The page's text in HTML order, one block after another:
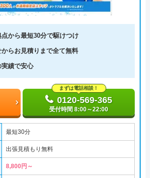
から最短30分で駆けつけ
らお見積りまで全て無料
績で安心
まずは電話相談！
0120-569-365
受付時間 8:00～22:00
最短30分
出張見積もり無料
8,800円～